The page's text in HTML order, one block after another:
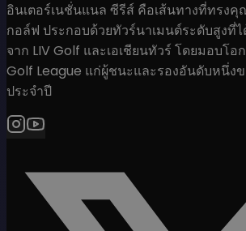
อินเตอร์เนชั่นแนล ซีรีส์ คือเส้นทางที่ทรง
กอล์ฟ ประกอบด้วยทัวร์นาเมนต์ระดับสูงที่
จาก LIV Golf และเอเชียนทัวร์ โดยมอบโอ
Golf League แก่ผู้ชนะและรองอันดับหนึ่ง
ประจำปี